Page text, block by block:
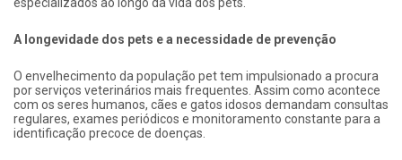
A longevidade dos pets e a necessidade de prevenção
O envelhecimento da população pet tem impulsionado a procura
por serviços veterinários mais frequentes. Assim como acontece
com os seres humanos, cães e gatos idosos demandam consultas
regulares, exames periódicos e monitoramento constante para a
identificação precoce de doenças.